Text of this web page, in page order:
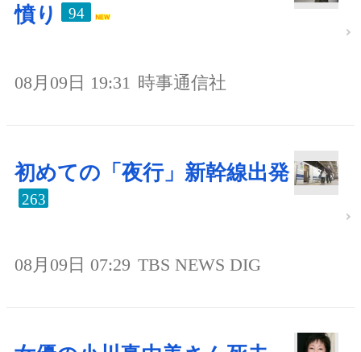
憤り
94
08月09日 19:31 時事通信社
初めての「夜行」新幹線出発
263
08月09日 07:29 TBS NEWS DIG